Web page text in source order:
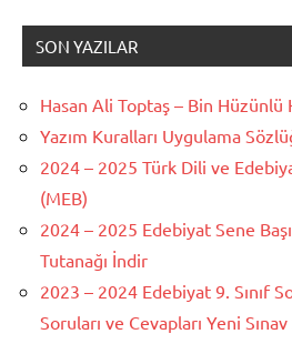
SON YAZILAR
Hasan Ali Toptaş – Bin Hüzünlü
Yazım Kuralları Uygulama
2024 – 2025 Türk Dili ve
(MEB)
2024 – 2025 Edebiyat Sene
Tutanağı İndir
2023 – 2024 Edebiyat 9. Sınıf
Soruları ve Cevapları Yeni